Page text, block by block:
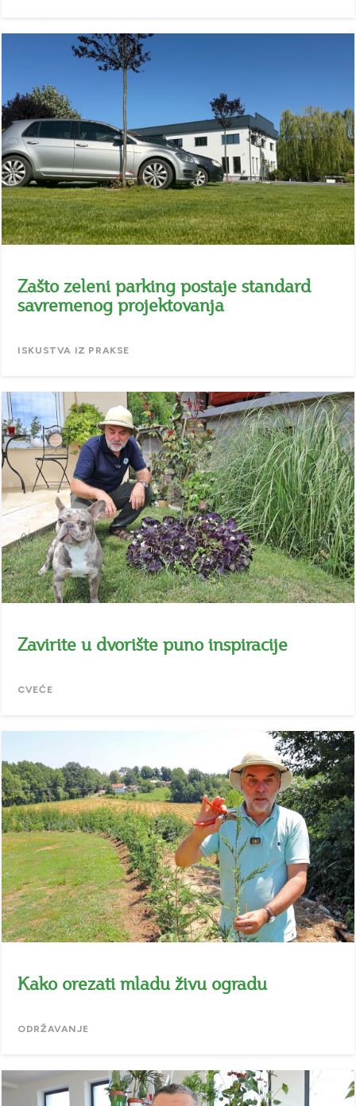
Zašto zeleni parking postaje standard
savremenog projektovanja
ISKUSTVA IZ PRAKSE
Zavirite u dvorište puno inspiracije
CVEĆE
Kako orezati mladu živu ogradu
ODRŽAVANJE